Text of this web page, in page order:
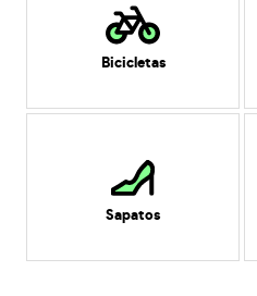
Bicicletas
Sapatos